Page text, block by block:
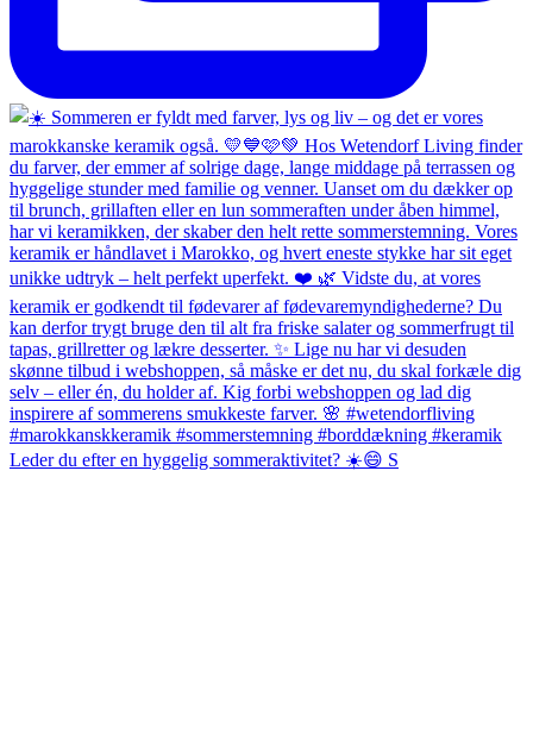
Leder du efter en hyggelig sommeraktivitet? ☀️😄 S